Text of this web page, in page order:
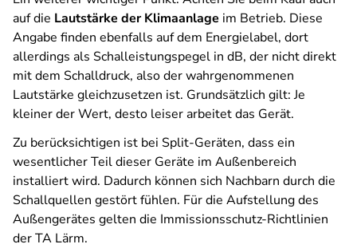
auf die Lautstärke der Klimaanlage im Betrieb. Diese
Angabe finden ebenfalls auf dem Energielabel, dort
allerdings als Schalleistungspegel in dB, der nicht direkt
mit dem Schalldruck, also der wahrgenommenen
Lautstärke gleichzusetzen ist. Grundsätzlich gilt: Je
kleiner der Wert, desto leiser arbeitet das Gerät.
Zu berücksichtigen ist bei Split-Geräten, dass ein
wesentlicher Teil dieser Geräte im Außenbereich
installiert wird. Dadurch können sich Nachbarn durch die
Schallquellen gestört fühlen. Für die Aufstellung des
Außengerätes gelten die Immissionsschutz-Richtlinien
der TA Lärm.